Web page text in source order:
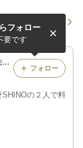
低男」料理監修
ました！
ぐっち夫婦オフィシャルブログ「ぐっち夫婦の今日なにたべよう？」Powered by Ameba
の２人で料
フォロー
要です
フォロー